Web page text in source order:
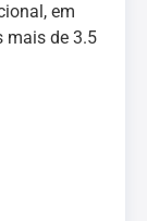
em
mais de 3.5